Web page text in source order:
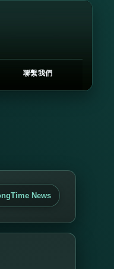
聯繫我們
News